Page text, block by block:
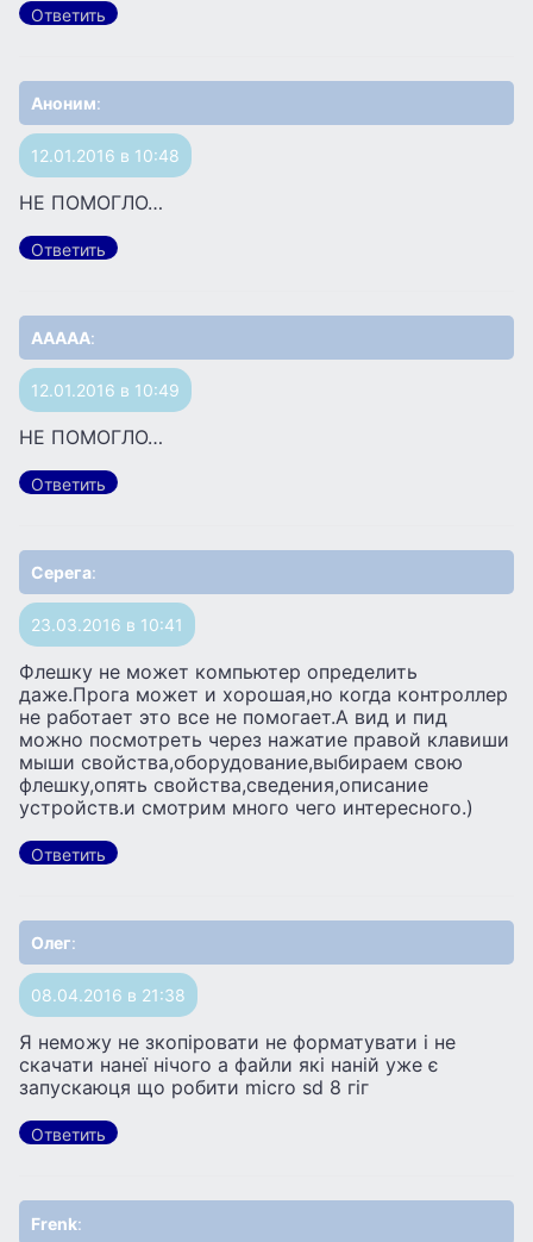
Ответить
Аноним:
12.01.2016 в 10:48
НЕ ПОМОГЛО…
Ответить
ААААА:
12.01.2016 в 10:49
НЕ ПОМОГЛО…
Ответить
Серега:
23.03.2016 в 10:41
Флешку не может компьютер определить
даже.Прога может и хорошая,но когда контроллер
не работает это все не помогает.А вид и пид
можно посмотреть через нажатие правой клавиши
мыши свойства,оборудование,выбираем свою
флешку,опять свойства,сведения,описание
устройств.и смотрим много чего интересного.)
Ответить
Олег:
08.04.2016 в 21:38
Я неможу не зкопіровати не форматувати і не
скачати нанеї нічого а файли які наній уже є
запускаюця що робити micro sd 8 гіг
Ответить
Frenk: